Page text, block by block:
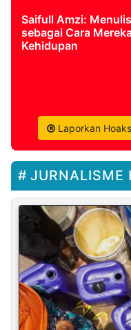
Saifull Amzi:
sebagai Cara
Kehidupan
Laporkan Hoaks
JURNALISME